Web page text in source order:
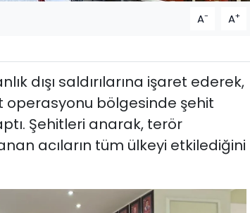
A- A+
dışı saldırılarına işaret ederek,
operasyonu bölgesinde şehit
Şehitleri anarak, terör
acıların tüm ülkeyi etkilediğini